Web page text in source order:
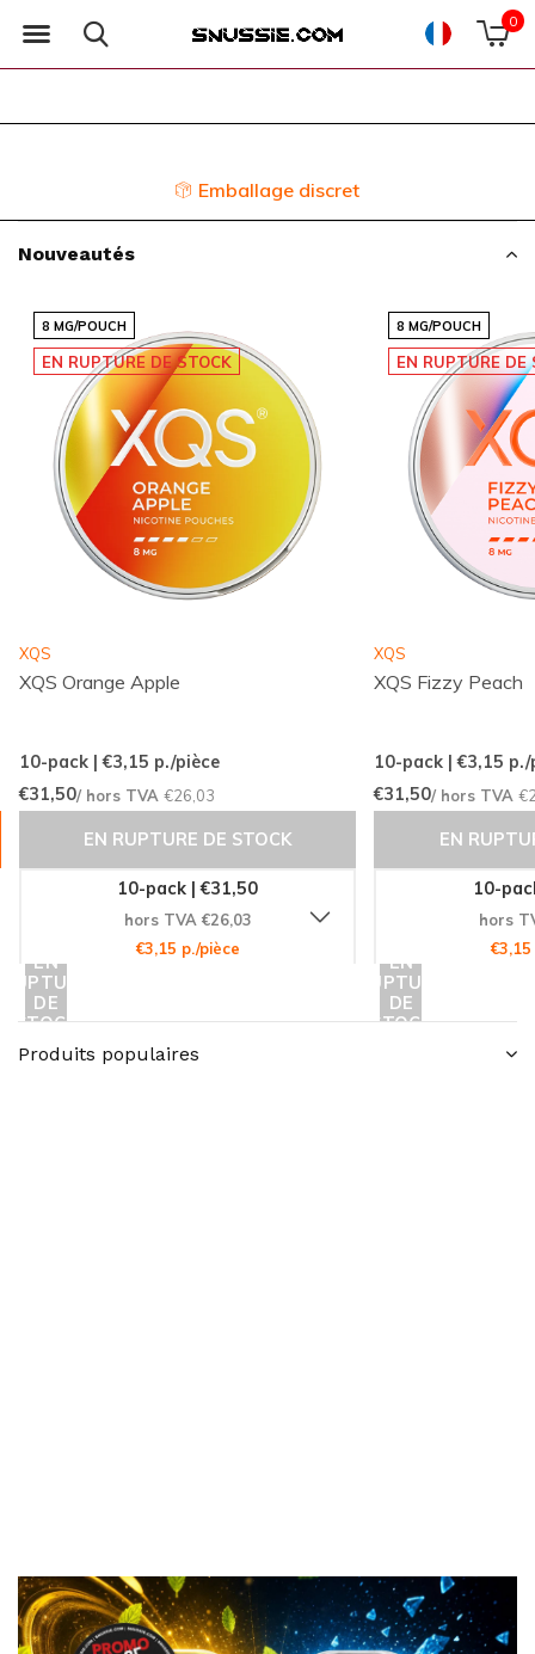
0
Emballage discret
Nouveautés
8 MG/POUCH
EN RUPTURE DE STOCK
XQS
XQS Orange Apple
10-pack | €3,15 p./pièce
€31,50/ hors TVA€26,03
EN RUPTURE DE STOCK
10-pack | €31,50
hors TVA €26,03
€3,15 p./pièce
EN
RUPTURE
DE
STOCK
8 MG/POUCH
EN RUPTURE DE
XQS
XQS Fizzy Peach
10-pack | €3,15 p./
€31,50/ hors TVA
EN
10-
hors
EN
RUPTURE
DE
STOCK
Produits populaires